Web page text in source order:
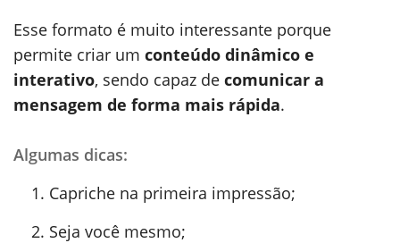
Esse formato é muito interessante porque
permite criar um conteúdo dinâmico e
interativo, sendo capaz de comunicar a
mensagem de forma mais rápida.
Algumas dicas:
Capriche na primeira impressão;
Seja você mesmo;